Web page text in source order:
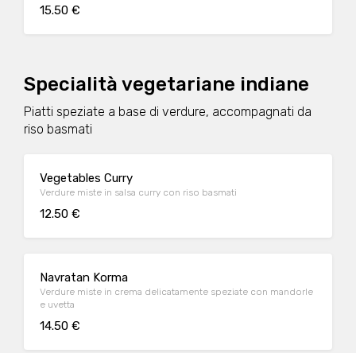
15.50 €
Specialità vegetariane indiane
Piatti speziate a base di verdure, accompagnati da
riso basmati
Vegetables Curry
Verdure miste in salsa curry con riso basmati
12.50 €
Navratan Korma
Verdure miste in crema delicatamente speziate con mandorle
e uvetta
14.50 €